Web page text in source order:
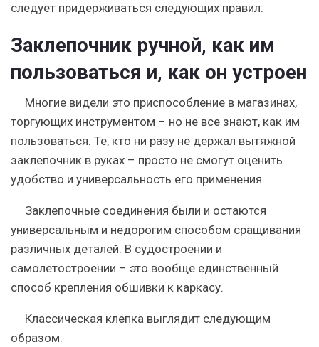
следует придерживаться следующих правил:
Заклепочник ручной, как им
пользоваться и, как он устроен
Многие видели это приспособление в магазинах,
торгующих инструментом – но не все знают, как им
пользоваться. Те, кто ни разу не держал вытяжной
заклепочник в руках – просто не смогут оценить
удобство и универсальность его применения.
Заклепочные соединения были и остаются
универсальным и недорогим способом сращивания
различных деталей. В судостроении и
самолетостроении – это вообще единственный
способ крепления обшивки к каркасу.
Классическая клепка выглядит следующим
образом: